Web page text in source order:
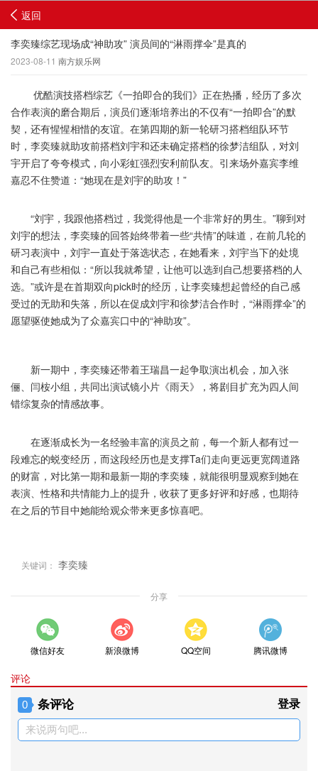
返回
李奕臻综艺现场成“神助攻” 演员间的“淋雨撑伞”是真的
2023-08-11 南方娱乐网
优酷演技搭档综艺《一拍即合的我们》正在热播，经历了多次
合作表演的磨合期后，演员们逐渐培养出的不仅有“一拍即合”的默
契，还有惺惺相惜的友谊。在第四期的新一轮研习搭档组队环节
时，李奕臻就助攻前搭档刘宇和还未确定搭档的徐梦洁组队，对刘
宇开启了夸夸模式，向小彩虹强烈安利前队友。引来场外嘉宾李维
嘉忍不住赞道：“她现在是刘宇的助攻！”
“刘宇，我跟他搭档过，我觉得他是一个非常好的男生。”聊到对
刘宇的想法，李奕臻的回答始终带着一些“共情”的味道，在前几轮的
研习表演中，刘宇一直处于落选状态，在她看来，刘宇当下的处境
和自己有些相似：“所以我就希望，让他可以选到自己想要搭档的人
选。”或许是在首期双向pick时的经历，让李奕臻想起曾经的自己感
受过的无助和失落，所以在促成刘宇和徐梦洁合作时，“淋雨撑伞”的
愿望驱使她成为了众嘉宾口中的“神助攻”。
新一期中，李奕臻还带着王瑞昌一起争取演出机会，加入张
俪、闫桉小组，共同出演试镜小片《雨天》，将剧目扩充为四人间
错综复杂的情感故事。
在逐渐成长为一名经验丰富的演员之前，每一个新人都有过一
段难忘的蜕变经历，而这段经历也是支撑Ta们走向更远更宽阔道路
的财富，对比第一期和最新一期的李奕臻，就能很明显观察到她在
表演、性格和共情能力上的提升，收获了更多好评和好感，也期待
在之后的节目中她能给观众带来更多惊喜吧。
关键词： 李奕臻
分享
微信好友 新浪微博 QQ空间 腾讯微博
评论
0 条评论 登录
来说两句吧...